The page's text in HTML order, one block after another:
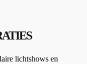
lichtshows en